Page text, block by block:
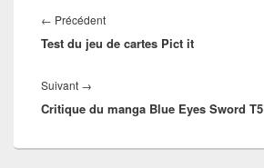
de
l’article
← PrécédentArticle
précédent :
Test du jeu de cartes Pict it
Suivant →
suivant :
Critique du manga Blue Eyes Sword T5